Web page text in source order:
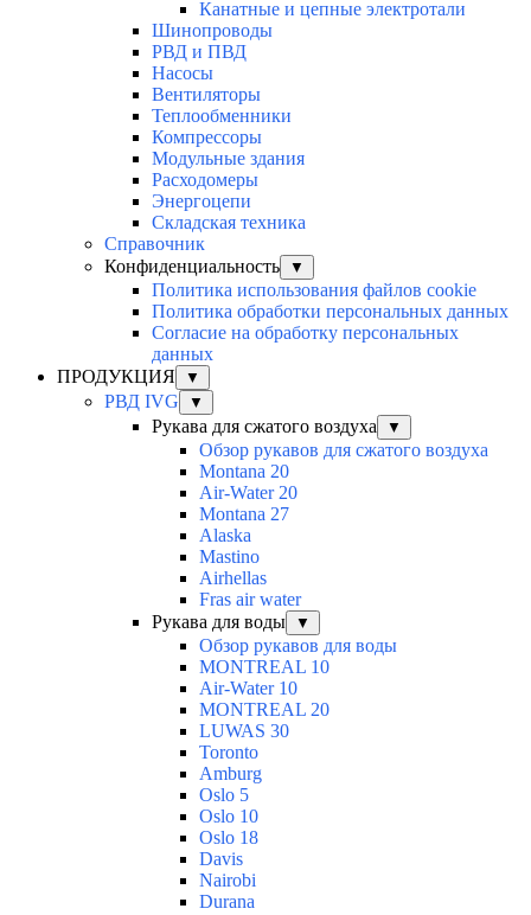
Канатные и цепные электротали
Шинопроводы
РВД и ПВД
Насосы
Вентиляторы
Теплообменники
Компрессоры
Модульные здания
Расходомеры
Энергоцепи
Складская техника
Справочник
Конфиденциальность
▼
Политика использования файлов cookie
Политика обработки персональных данных
Согласие на обработку персональных
данных
ПРОДУКЦИЯ
▼
РВД IVG ▼
Рукава для сжатого воздуха ▼
Обзор рукавов для сжатого воздуха
Montana 20
Air-Water 20
Montana 27
Alaska
Mastino
Airhellas
Fras air water
Рукава для воды
▼
Обзор рукавов для воды
MONTREAL 10
Air-Water 10
MONTREAL 20
LUWAS 30
Toronto
Amburg
Oslo 5
Oslo 10
Oslo 18
Davis
Nairobi
Durana